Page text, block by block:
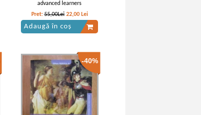
advanced learners
Pret:55,00Lei 22,00 Lei
Adaugă în coș
-40%